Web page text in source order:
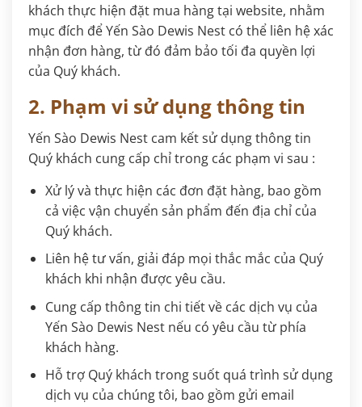
khách thực hiện đặt mua hàng tại website, nhằm
mục đích để Yến Sào Dewis Nest có thể liên hệ xác
nhận đơn hàng, từ đó đảm bảo tối đa quyền lợi
của Quý khách.
2. Phạm vi sử dụng thông tin
Yến Sào Dewis Nest cam kết sử dụng thông tin
Quý khách cung cấp chỉ trong các phạm vi sau :
Xử lý và thực hiện các đơn đặt hàng, bao gồm
cả việc vận chuyển sản phẩm đến địa chỉ của
Quý khách.
Liên hệ tư vấn, giải đáp mọi thắc mắc của Quý
khách khi nhận được yêu cầu.
Cung cấp thông tin chi tiết về các dịch vụ của
Yến Sào Dewis Nest nếu có yêu cầu từ phía
khách hàng.
Hỗ trợ Quý khách trong suốt quá trình sử dụng
dịch vụ của chúng tôi, bao gồm gửi email